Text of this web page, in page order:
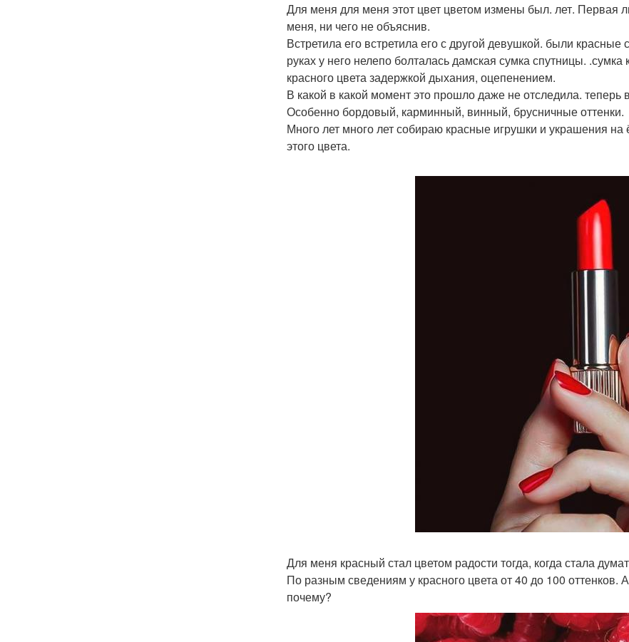
Для меня для меня этот цвет цветом измены был. лет. Первая
меня, ни чего не объяснив.
Встретила его встретила его с другой девушкой. были
руках у него нелепо болталась дамская сумка спутницы.
красного цвета задержкой дыхания, оцепенением.
В какой в какой момент это прошло даже не отследила.
Особенно бордовый, карминный, винный, брусничные оттенки.
Много лет много лет собираю красные игрушки и украшения
этого цвета.
Для меня красный стал цветом радости тогда, когда стала
По разным сведениям у красного цвета от 40 до 100 оттенков.
почему?